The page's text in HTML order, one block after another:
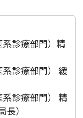
診療部門）精
診療部門） 緩
診療部門） 精
）